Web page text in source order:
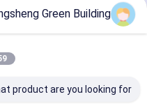
Green Building
product are you looking for?